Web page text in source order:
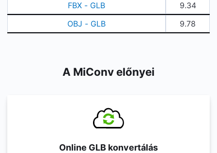
FBX - GLB
9.34
OBJ - GLB
9.78
A MiConv előnyei
Online GLB konvertálás